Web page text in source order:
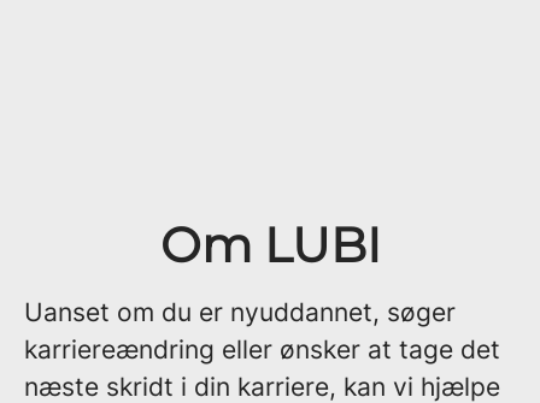
Om LUBI
Uanset om du er nyuddannet, søger
karriereændring eller ønsker at tage det
næste skridt i din karriere, kan vi hjælpe